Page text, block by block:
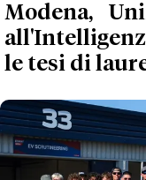
Modena,
le tesi di